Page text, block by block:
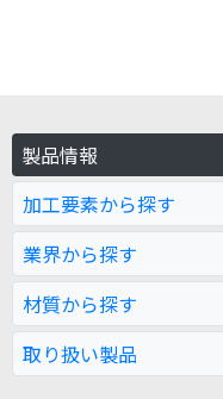
製品情報
加工要素から探す
業界から探す
材質から探す
取り扱い製品